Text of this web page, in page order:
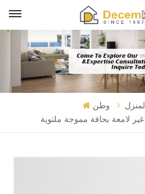
وطن
لامعة بحافة مموجة ملتوية